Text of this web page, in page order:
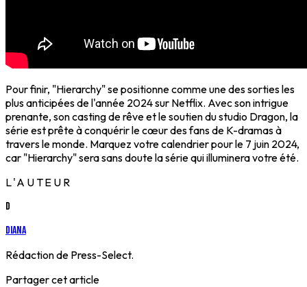
Pour finir, "Hierarchy" se positionne comme une des sorties les
plus anticipées de l'année 2024 sur Netflix. Avec son intrigue
prenante, son casting de rêve et le soutien du studio Dragon, la
série est prête à conquérir le cœur des fans de K-dramas à
travers le monde. Marquez votre calendrier pour le 7 juin 2024,
car "Hierarchy" sera sans doute la série qui illuminera votre été.
L'AUTEUR
D
Diana
Rédaction de Press-Select.
Partager cet article